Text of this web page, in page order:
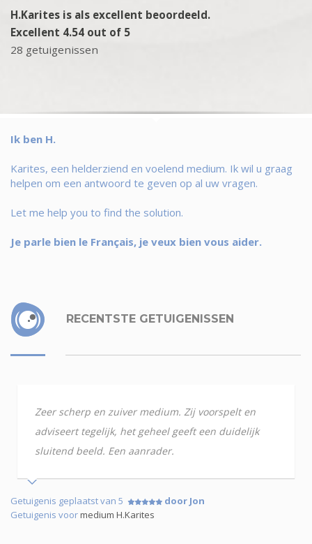
H.Karites is als excellent beoordeeld.
Excellent 4.54 out of 5
28 getuigenissen
Ik ben H.
Karites, een helderziend en voelend medium. Ik wil u graag
helpen om een antwoord te geven op al uw vragen.
Let me help you to find the solution.
Je parle bien le Français, je veux bien vous aider.
RECENTSTE GETUIGENISSEN
Zeer scherp en zuiver medium. Zij voorspelt en
adviseert tegelijk, het geheel geeft een duidelijk
sluitend beeld. Een aanrader.
Getuigenis geplaatst van 5
door Jon
Getuigenis voormedium H.Karites